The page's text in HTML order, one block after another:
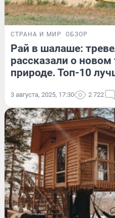
СТРАНА И МИР ОБЗОР
Рай в шалаше:
рассказали о
природе. Топ-10
3 августа, 2025, 17:30 2 722